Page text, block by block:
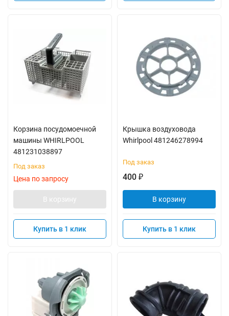
Корзина посудомоечной
машины WHIRLPOOL
481231038897
Под заказ
Цена по запросу
В корзину
Купить в 1 клик
Крышка воздуховода
Whirlpool 481246278994
Под заказ
400 ₽
В корзину
Купить в 1 клик